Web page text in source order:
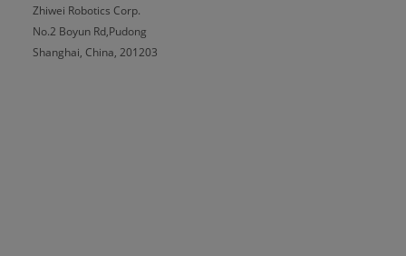
Zhiwei Robotics Corp.
No.2 Boyun Rd,Pudong
Shanghai, China, 201203